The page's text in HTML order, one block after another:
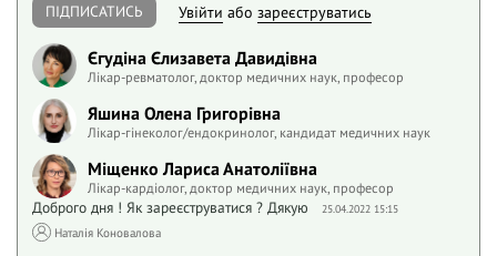
ПІДПИСАТИСЬ Увійти або зареєструватись
Єгудіна Єлизавета Давидівна
Лікар-ревматолог, доктор медичних наук, професор
Яшина Олена Григорівна
Лікар-гінеколог/ендокринолог, кандидат медичних наук
Міщенко Лариса Анатоліївна
Лікар-кардіолог, доктор медичних наук, професор
Доброго дня ! Як зареєструватися ? Дякую 25.04.2022 15:15
Наталія Коновалова